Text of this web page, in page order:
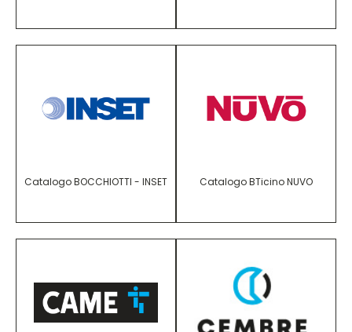
Catalogo BOCCHIOTTI - INSET Catalogo BTicino NUVO